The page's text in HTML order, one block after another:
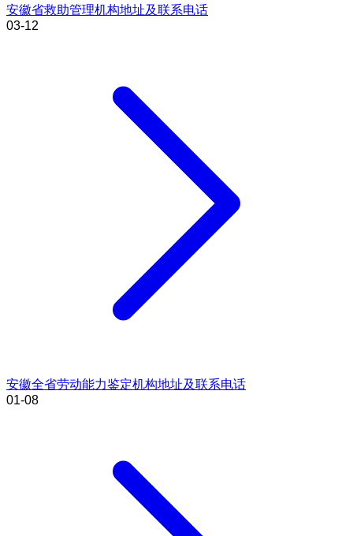
安徽省救助管理机构地址及联系电话
03-12
安徽全省劳动能力鉴定机构地址及联系电话
01-08